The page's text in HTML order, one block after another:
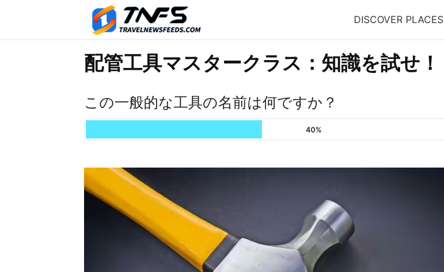
DISCOVER PLACES
配管工具マスタークラス：知識を試せ！
この一般的な工具の名前は何ですか？
40%